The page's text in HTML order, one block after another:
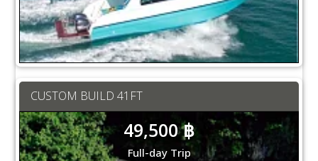
CUSTOM BUILD 41FT
49,500 ฿
Full-day Trip